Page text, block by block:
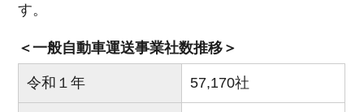
す。
＜一般自動車運送事業社数推移＞
令和１年 57,170社